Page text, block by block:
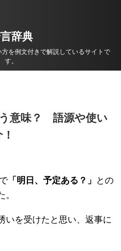
辞典
を例文付きで解説しているサイトで
す。
意味？ 語源や使い
「明日、予定ある？」
との
いを受けたと思い、返事に